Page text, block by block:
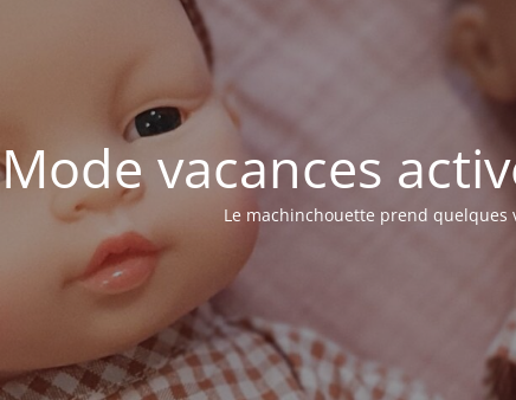
Mode vacances
Le machinchouette prend quelques